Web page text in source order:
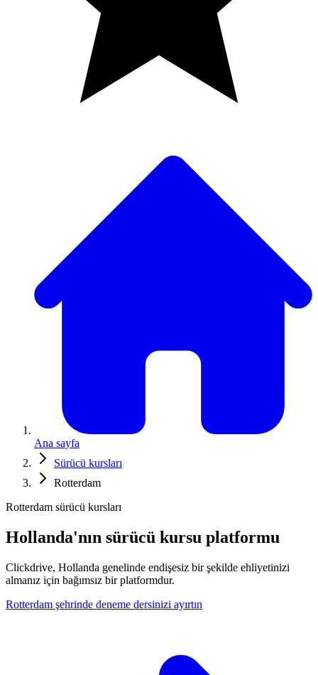
Ana sayfa
Sürücü kursları
Rotterdam
Rotterdam sürücü kursları
Hollanda'nın sürücü kursu platformu
Clickdrive, Hollanda genelinde endişesiz bir şekilde ehliyetinizi
almanız için bağımsız bir platformdur.
Rotterdam şehrinde deneme dersinizi ayırtın